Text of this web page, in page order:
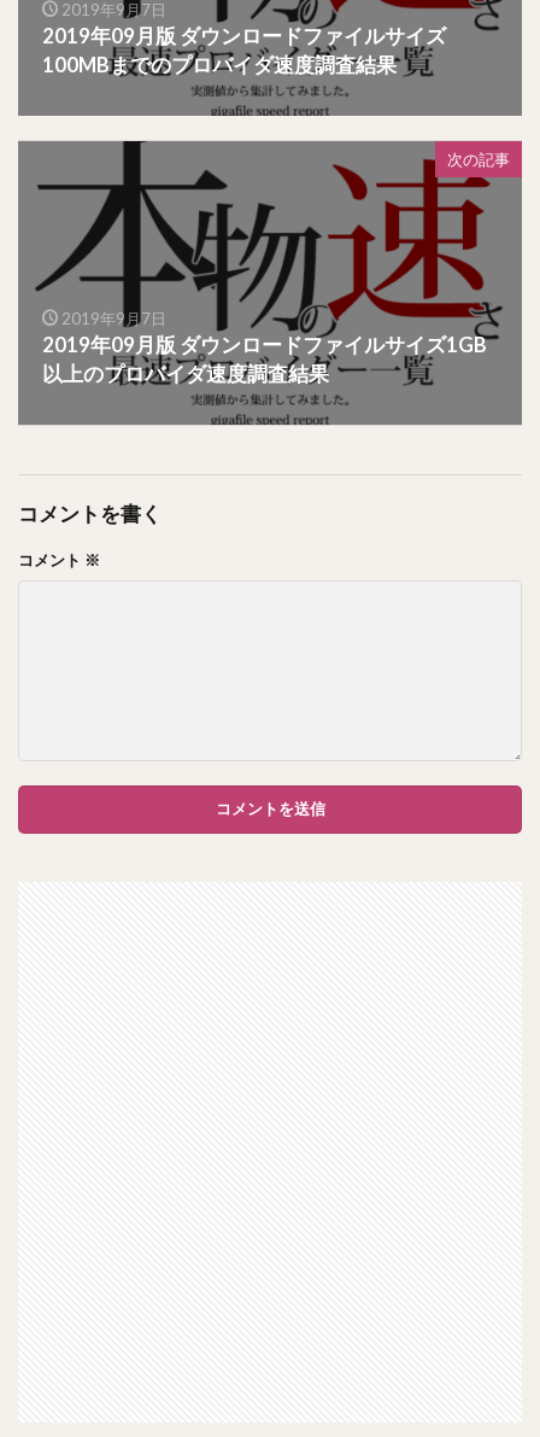
2019年9月7日
2019年09月版 ダウンロードファイルサイズ
100MBまでのプロバイダ速度調査結果
次の記事
2019年9月7日
2019年09月版 ダウンロードファイルサイズ1GB
以上のプロバイダ速度調査結果
コメントを書く
コメント ※